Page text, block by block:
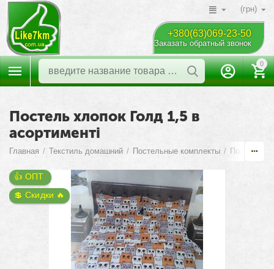
(грн)
+380(63)069-23-50
Заказать обратный звонок
0
Постель хлопок Голд 1,5 в
асортименті
Главная / Текстиль домашний / Постельные комплекты / Постель
👍 ОПТ
💲 Скидки 🔥